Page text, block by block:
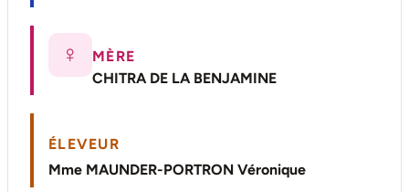
♀
MÈRE
CHITRA DE LA BENJAMINE
ÉLEVEUR
Mme MAUNDER-PORTRON Véronique